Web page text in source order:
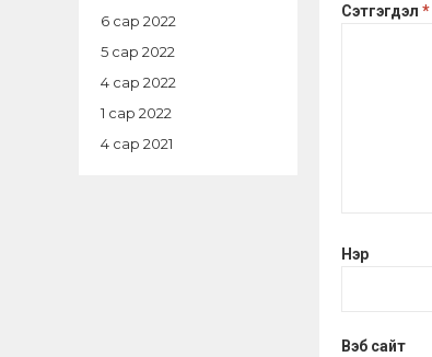
6 сар 2022
5 сар 2022
4 сар 2022
1 сар 2022
4 сар 2021
Сэтгэгдэл *
Нэр
Вэб сайт